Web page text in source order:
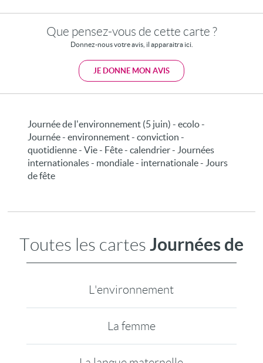
Que pensez-vous de cette carte ?
Donnez-nous votre avis, il apparaitra ici.
JE DONNE MON AVIS
Journée de l'environnement (5 juin) - ecolo -
Journée - environnement - conviction -
quotidienne - Vie - Fête - calendrier - Journées
internationales - mondiale - internationale - Jours
de fête
Toutes les cartes Journées de
L'environnement
La femme